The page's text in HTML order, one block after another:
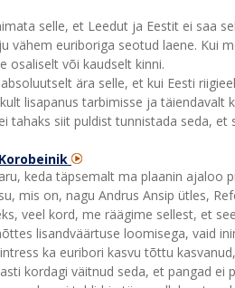
selle, et Leedut ja Eestit ei saa
vähem euriboriga seotud laene. Kui
osaliselt või kaudselt kinni.
ära selle, et kui Eesti
lisapanus tarbimisse ja täiendavalt
tahaks siit puldist tunnistada seda,
keda täpsemalt ma plaanin ajaloo
mis on, nagu Andrus Ansip ütles,
veel kord, me räägime sellest, et
lisandväärtuse loomisega, vaid
ka euribori kasvu tõttu
kordagi väitnud seda, et pangad ei